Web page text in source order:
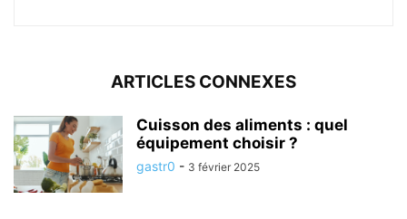
ARTICLES CONNEXES
Cuisson des aliments : quel
équipement choisir ?
gastr0 - 3 février 2025